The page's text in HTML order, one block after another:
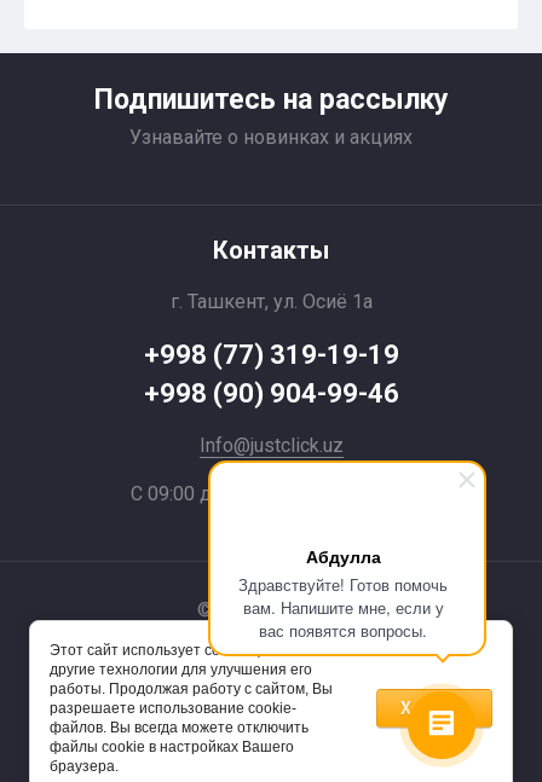
Абдулла
Здравствуйте! Готов помочь
вам. Напишите мне, если у
вас появятся вопросы.
Подпишитесь на рассылку
Узнавайте о новинках и акциях
Контакты
г. Ташкент, ул. Осиё 1a
+998 (77) 319-19-19
+998 (90) 904-99-46
Info@justclick.uz
С 09:00 до 21:00 без выходных
© 2024 JustClick
Powered by
Этот сайт использует cookie-файлы и
другие технологии для улучшения его
работы. Продолжая работу с сайтом, Вы
разрешаете использование cookie-
файлов. Вы всегда можете отключить
файлы cookie в настройках Вашего
браузера.
Хорошо